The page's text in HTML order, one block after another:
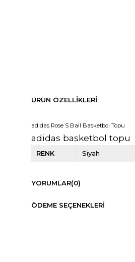
ÜRÜN ÖZELLIKLERI
adidas Rose S Ball Basketbol Topu
adidas basketbol topu
RENK Siyah
YORUMLAR(0)
ÖDEME SEÇENEKLERI